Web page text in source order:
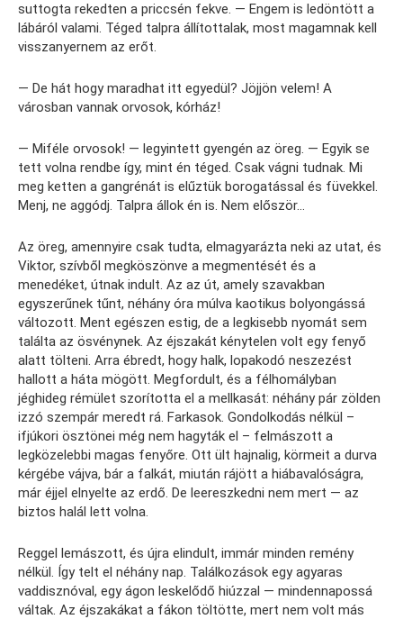
suttogta rekedten a priccsén fekve. — Engem is ledöntött a
lábáról valami. Téged talpra állítottalak, most magamnak kell
visszanyernem az erőt.
— De hát hogy maradhat itt egyedül? Jöjjön velem! A
városban vannak orvosok, kórház!
— Miféle orvosok! — legyintett gyengén az öreg. — Egyik se
tett volna rendbe így, mint én téged. Csak vágni tudnak. Mi
meg ketten a gangrénát is elűztük borogatással és füvekkel.
Menj, ne aggódj. Talpra állok én is. Nem először…
Az öreg, amennyire csak tudta, elmagyarázta neki az utat, és
Viktor, szívből megköszönve a megmentését és a
menedéket, útnak indult. Az az út, amely szavakban
egyszerűnek tűnt, néhány óra múlva kaotikus bolyongássá
változott. Ment egészen estig, de a legkisebb nyomát sem
találta az ösvénynek. Az éjszakát kénytelen volt egy fenyő
alatt tölteni. Arra ébredt, hogy halk, lopakodó neszezést
hallott a háta mögött. Megfordult, és a félhomályban
jéghideg rémület szorította el a mellkasát: néhány pár zölden
izzó szempár meredt rá. Farkasok. Gondolkodás nélkül –
ifjúkori ösztönei még nem hagyták el – felmászott a
legközelebbi magas fenyőre. Ott ült hajnalig, körmeit a durva
kérgébe vájva, bár a falkát, miután rájött a hiábavalóságra,
már éjjel elnyelte az erdő. De leereszkedni nem mert — az
biztos halál lett volna.
Reggel lemászott, és újra elindult, immár minden remény
nélkül. Így telt el néhány nap. Találkozások egy agyaras
vaddisznóval, egy ágon leskelődő hiúzzal — mindennapossá
váltak. Az éjszakákat a fákon töltötte, mert nem volt más